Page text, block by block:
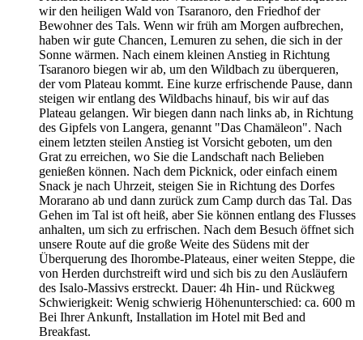
wir den heiligen Wald von Tsaranoro, den Friedhof der
Bewohner des Tals. Wenn wir früh am Morgen aufbrechen,
haben wir gute Chancen, Lemuren zu sehen, die sich in der
Sonne wärmen. Nach einem kleinen Anstieg in Richtung
Tsaranoro biegen wir ab, um den Wildbach zu überqueren,
der vom Plateau kommt. Eine kurze erfrischende Pause, dann
steigen wir entlang des Wildbachs hinauf, bis wir auf das
Plateau gelangen. Wir biegen dann nach links ab, in Richtung
des Gipfels von Langera, genannt "Das Chamäleon". Nach
einem letzten steilen Anstieg ist Vorsicht geboten, um den
Grat zu erreichen, wo Sie die Landschaft nach Belieben
genießen können. Nach dem Picknick, oder einfach einem
Snack je nach Uhrzeit, steigen Sie in Richtung des Dorfes
Morarano ab und dann zurück zum Camp durch das Tal. Das
Gehen im Tal ist oft heiß, aber Sie können entlang des Flusses
anhalten, um sich zu erfrischen. Nach dem Besuch öffnet sich
unsere Route auf die große Weite des Südens mit der
Überquerung des Ihorombe-Plateaus, einer weiten Steppe, die
von Herden durchstreift wird und sich bis zu den Ausläufern
des Isalo-Massivs erstreckt. Dauer: 4h Hin- und Rückweg
Schwierigkeit: Wenig schwierig Höhenunterschied: ca. 600 m
Bei Ihrer Ankunft, Installation im Hotel mit Bed and
Breakfast.